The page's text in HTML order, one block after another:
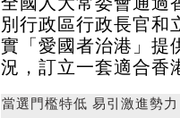
別行政區行政長官和
實「愛國者治港」提
況，訂立一套適合香
當選門檻特低 易引激進勢力